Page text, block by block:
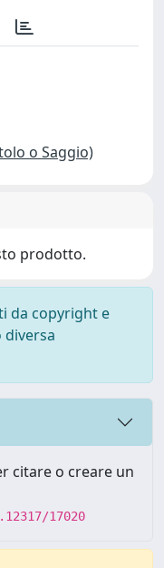
o Saggio)
prodotto.
da copyright e
citare o creare un
17020